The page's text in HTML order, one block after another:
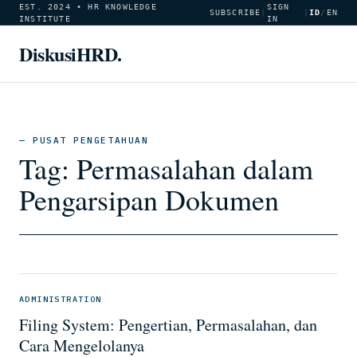
EST. 2024 • HR KNOWLEDGE
INSTITUTE
SUBSCRIBE
SIGN
IN
ID/ EN
DiskusiHRD.
— PUSAT PENGETAHUAN
Tag: Permasalahan dalam
Pengarsipan Dokumen
ADMINISTRATION
Filing System: Pengertian, Permasalahan, dan
Cara Mengelolanya